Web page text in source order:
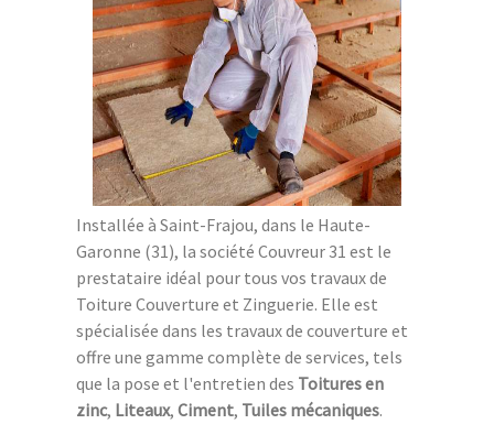
Installée à Saint-Frajou, dans le Haute-
Garonne (31), la société Couvreur 31 est le
prestataire idéal pour tous vos travaux de
Toiture Couverture et Zinguerie. Elle est
spécialisée dans les travaux de couverture et
offre une gamme complète de services, tels
que la pose et l'entretien des Toitures en
zinc, Liteaux, Ciment, Tuiles mécaniques.